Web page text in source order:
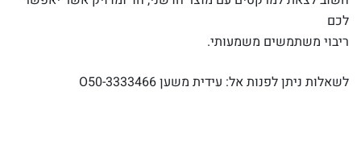
לכם
ריבוי משתמשים משמעותי.
לשאלות ניתן לפנות אל: עידית משען O50-3333466